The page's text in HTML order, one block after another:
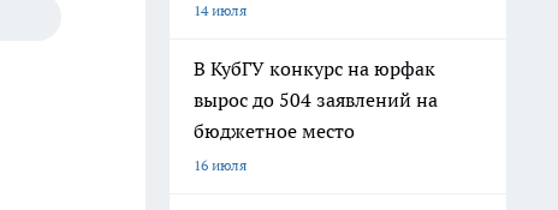
14 июля
В КубГУ конкурс на юрфак
вырос до 504 заявлений на
бюджетное место
16 июля